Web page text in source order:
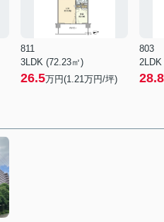
811
3LDK (72.23㎡)
26.5万円(1.21万円/坪)
803
2LDK
28.8